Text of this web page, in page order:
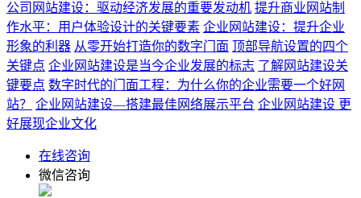
公司网站建设：驱动经济发展的重要发动机 提升商业网站制
作水平：用户体验设计的关键要素 企业网站建设：提升企业
形象的利器 从零开始打造你的数字门面 顶部导航设置的四个
关键点 企业网站建设是当今企业发展的标志 了解网站建设关
键要点 数字时代的门面工程：为什么你的企业需要一个好网
站？
企业网站建设—搭建最佳网络展示平台 企业网站建设 更
好展现企业文化
在线咨询
微信咨询